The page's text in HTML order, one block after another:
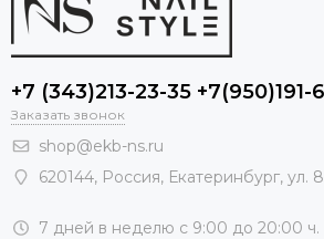
+7 (343)213-23-35 +7(950)191-
Заказать звонок
shop@ekb-ns.ru
620144, Россия, Екатеринбург, ул.
7 дней в неделю с 9:00 до 20:00 ч.